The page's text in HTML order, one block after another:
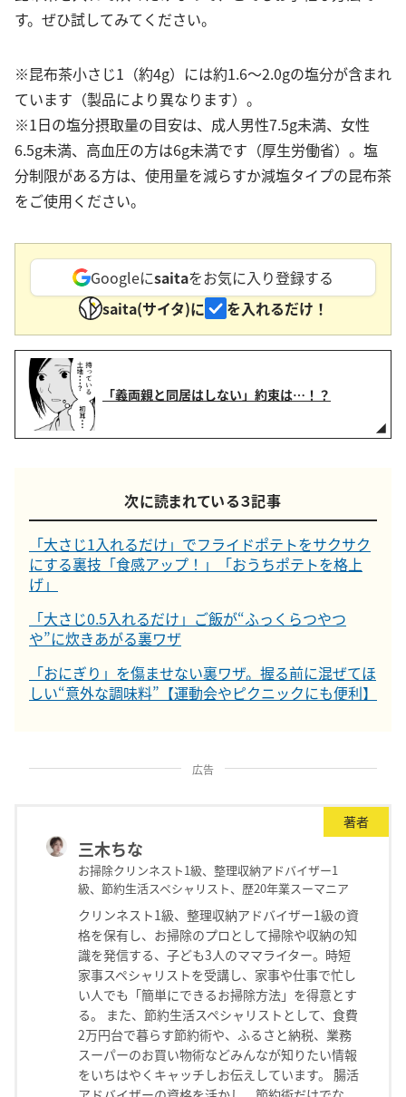
す。ぜひ試してみてください。
※昆布茶小さじ1（約4g）には約1.6～2.0gの塩分が含まれ
ています（製品により異なります）。
※1日の塩分摂取量の目安は、成人男性7.5g未満、女性
6.5g未満、高血圧の方は6g未満です（厚生労働省）。塩
分制限がある方は、使用量を減らすか減塩タイプの昆布茶
をご使用ください。
Googleにsaitaをお気に入り登録する
saita(サイタ)に
を入れるだけ！
「義両親と同居はしない」約束は…！？
次に読まれている３記事
「大さじ1入れるだけ」でフライドポテトをサクサク
にする裏技「食感アップ！」「おうちポテトを格上
げ」
「大さじ0.5入れるだけ」ご飯が“ふっくらつやつ
や”に炊きあがる裏ワザ
「おにぎり」を傷ませない裏ワザ。握る前に混ぜてほ
しい“意外な調味料”【運動会やピクニックにも便利】
広告
著者
三木ちな
お掃除クリンネスト1級、整理収納アドバイザー1
級、節約生活スペシャリスト、歴20年業スーマニア
クリンネスト1級、整理収納アドバイザー1級の資
格を保有し、お掃除のプロとして掃除や収納の知
識を発信する、子ども3人のママライター。時短
家事スペシャリストを受講し、家事や仕事で忙し
い人でも「簡単にできるお掃除方法」を得意とす
る。 また、節約生活スペシャリストとして、食費
2万円台で暮らす節約術や、ふるさと納税、業務
スーパーのお買い物術などみんなが知りたい情報
をいちはやくキャッチしお伝えしています。 腸活